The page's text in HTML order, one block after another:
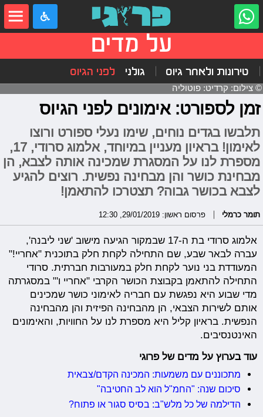
על מדים
טירונות ולאחר גיוס גולני לפני הגיוס
© צילום: קרדיט: פוטוליה
זמן לספורט: אימונים לפני הגיוס
תלבשו בגדים נוחים, שימו נעלי ספורט ורוצו
לאימון! בראיון מעניין במיוחד, אלמוג סרודי, 17,
מספרת לנו על המסגרת שמכינה אותה לצבא, הן
מבחינת כושר והן מבחינה נפשית. רוצים להגיע
לצבא בכושר גבוה? תצטרכו להתאמן!
תומר כרמלי פרסום ראשון: 29/01/2019, 12:30
אלמוג סרודי בת ה-17 שבמקור הגיעה מישוב 'שני ליבנה',
עברה לבאר שבע, שם התחילה לקחת חלק בתוכנית "אחריי!"
המעודדת בני נוער לקחת חלק במעורבות חברתית. סרודי
התחילה להתאמן בקבוצת הכושר הקרבי "אחריי ו'" במסגרתה
מדי שבוע היא נפגשת עם חבריה לאימוני כושר שמכינים
אותם לשירות הצבאי, הן מהבחינה הפיזית והן מהבחינה
הנפשית. בראיון קליל היא מספרת לנו על החוויות, והאימונים
האינטנסיבים.
עוד בערוץ על מדים של פרוגי
מתכוננים עם משמעות: המכינה הקדם/צבאית
סיכום שנה: "החמ"ל הוא לב החטיבה"
הדילמה של כל מלש"ב: בסיס סגור או פתוח?